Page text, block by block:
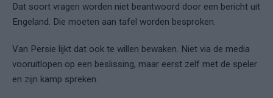
Dat soort vragen worden niet beantwoord door een bericht uit
Engeland. Die moeten aan tafel worden besproken.
Van Persie lijkt dat ook te willen bewaken. Niet via de media
vooruitlopen op een beslissing, maar eerst zelf met de speler
en zijn kamp spreken.